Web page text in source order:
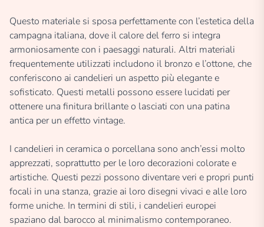
Questo materiale si sposa perfettamente con l’estetica della
campagna italiana, dove il calore del ferro si integra
armoniosamente con i paesaggi naturali. Altri materiali
frequentemente utilizzati includono il bronzo e l’ottone, che
conferiscono ai candelieri un aspetto più elegante e
sofisticato. Questi metalli possono essere lucidati per
ottenere una finitura brillante o lasciati con una patina
antica per un effetto vintage.
I candelieri in ceramica o porcellana sono anch’essi molto
apprezzati, soprattutto per le loro decorazioni colorate e
artistiche. Questi pezzi possono diventare veri e propri punti
focali in una stanza, grazie ai loro disegni vivaci e alle loro
forme uniche. In termini di stili, i candelieri europei
spaziano dal barocco al minimalismo contemporaneo.